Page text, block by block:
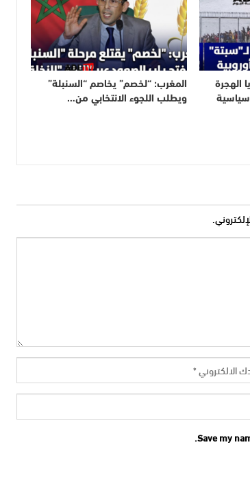
الهجرة
سياسية
المغرب: “لخصم” يخاصم “السنبلة”
ويطلب اللجوء الانتخابي من…
Save my